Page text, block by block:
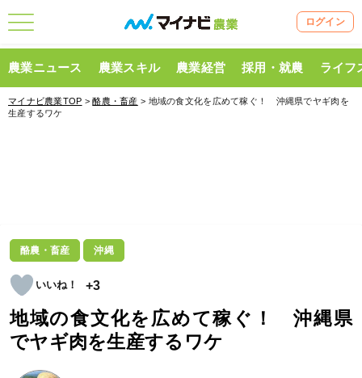
ログイン
農業ニュース 農業スキル 農業経営 採用・就農 ライフ
マイナビ農業TOP >酪農・畜産 > 地域の食文化を広めて稼ぐ！ 沖縄県でヤギ肉を
生産するワケ
酪農・畜産 沖縄
+3
地域の食文化を広めて稼ぐ！ 沖縄県
でヤギ肉を生産するワケ